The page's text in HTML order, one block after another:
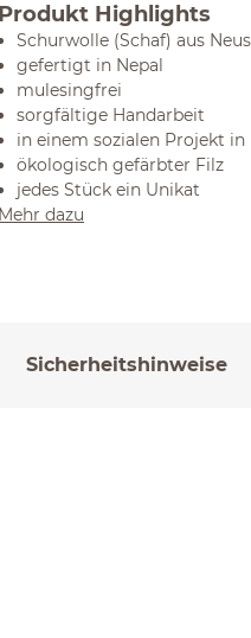
Produkt Highlights
Schurwolle (Schaf) aus
gefertigt in Nepal
mulesingfrei
sorgfältige Handarbeit
in einem sozialen Projekt
ökologisch gefärbter Filz
jedes Stück ein Unikat
Mehr dazu
Sicherheitshinweise